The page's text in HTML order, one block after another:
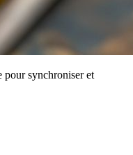
pour synchroniser et